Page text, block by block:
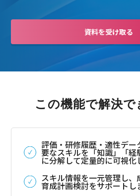
資料を受け取る
この機能で解決で
評価・研修履歴・適性デー
要なスキルを「知識」「経
に分解して定量的に可視化
スキル情報を一元管理し、
育成計画検討をサポートし